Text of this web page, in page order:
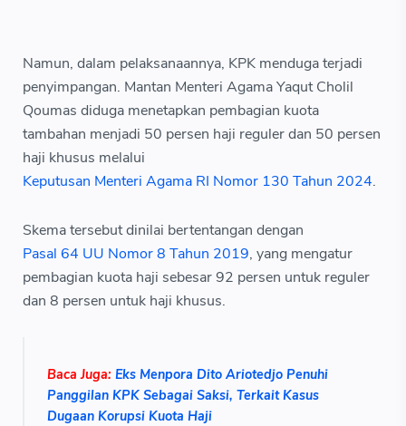
Namun, dalam pelaksanaannya, KPK menduga terjadi
penyimpangan. Mantan Menteri Agama Yaqut Cholil
Qoumas diduga menetapkan pembagian kuota
tambahan menjadi 50 persen haji reguler dan 50 persen
haji khusus melalui
Keputusan Menteri Agama RI Nomor 130 Tahun 2024.
Skema tersebut dinilai bertentangan dengan
Pasal 64 UU Nomor 8 Tahun 2019, yang mengatur
pembagian kuota haji sebesar 92 persen untuk reguler
dan 8 persen untuk haji khusus.
Baca Juga: Eks Menpora Dito Ariotedjo Penuhi
Panggilan KPK Sebagai Saksi, Terkait Kasus
Dugaan Korupsi Kuota Haji